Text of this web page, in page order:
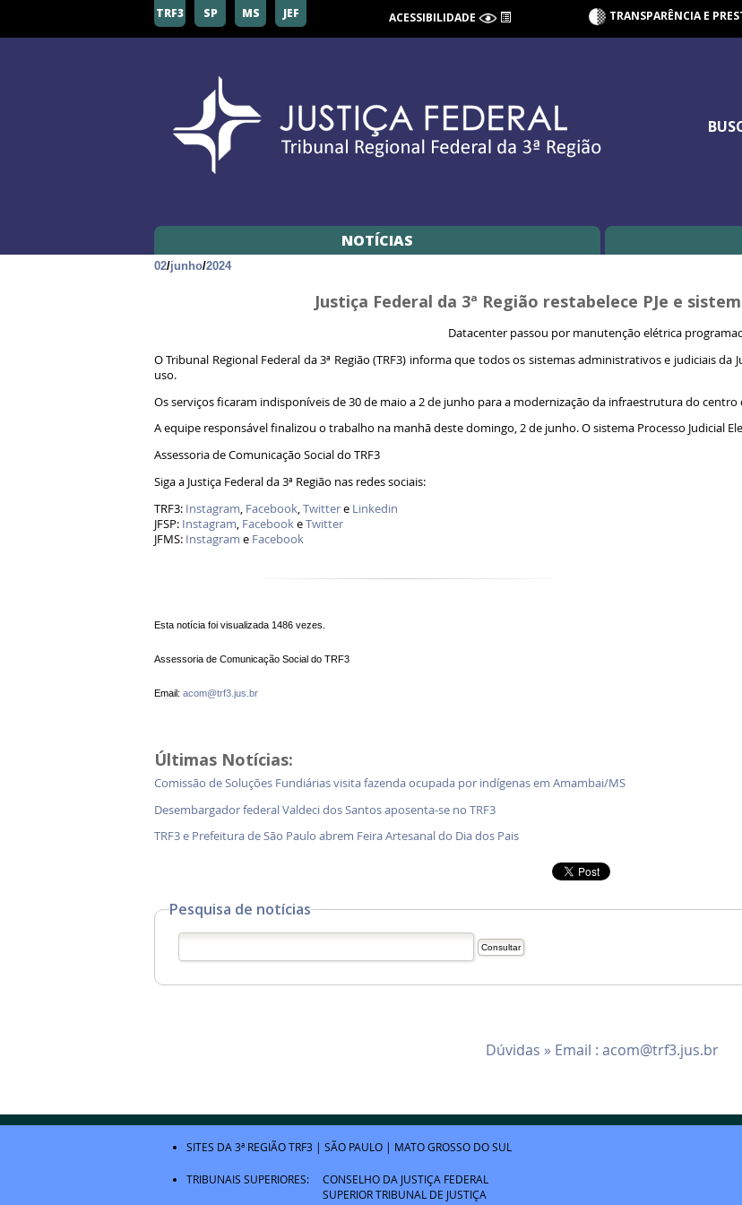
TRF3 SP MS JEF ACESSIBILIDADE TRANSPARÊNCIA E
NOTÍCIAS
02/junho/2024
Justiça Federal da 3ª Região restabelece PJe e
Datacenter passou por manutenção elétrica
O Tribunal Regional Federal da 3ª Região (TRF3) informa que todos os sistemas administrativos e judiciais da
uso.
Os serviços ficaram indisponíveis de 30 de maio a 2 de junho para a modernização da infraestrutura do centro
A equipe responsável finalizou o trabalho na manhã deste domingo, 2 de junho. O sistema Processo Judicial
Assessoria de Comunicação Social do TRF3
Siga a Justiça Federal da 3ª Região nas redes sociais:
TRF3: Instagram, Facebook,Twittere Linkedin
JFSP: Instagram, FacebookeTwitter
JFMS: Instagram e Facebook
Esta notícia foi visualizada 1486 vezes.
Assessoria de Comunicação Social do TRF3
Email: acom@trf3.jus.br
Últimas Notícias:
Comissão de Soluções Fundiárias visita fazenda ocupada por indígenas em Amambai/MS
Desembargador federal Valdeci dos Santos aposenta-se no TRF3
TRF3 e Prefeitura de São Paulo abrem Feira Artesanal do Dia dos Pais
Pesquisa de notícias
Dúvidas » Email : acom@trf3.jus.br
SITES DA 3ª REGIÃOTRF3 | SÃO PAULO | MATO GROSSO DO SUL
TRIBUNAIS SUPERIORES:
CONSELHO DA JUSTIÇA FEDERAL
SUPERIOR TRIBUNAL DE JUSTIÇA